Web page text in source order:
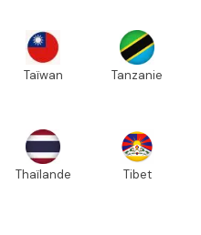
Taïwan Tanzanie
Thaïlande Tibet